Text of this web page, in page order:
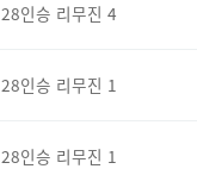
28인승 리무진 4
28인승 리무진 1
28인승 리무진 1